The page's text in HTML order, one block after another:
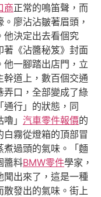
商正常的鳴笛聲，而
廖沾沾皺著眉頭，
他決定出去看個究
著《沾醬秘笈》封面
他一腳踏出店門，立
道上，數百個交通
弄口，全部變成了綠
通行」的狀態，同
」 汽車零件報價的
霧從燈箱的頂部冒
過頭的氣味。「麵
醬料BMW零件學家，
聞出來了，這是一種
發出的氣味。街上